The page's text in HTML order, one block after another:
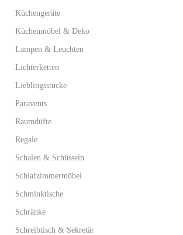
Küchengeräte
Küchenmöbel & Deko
Lampen & Leuchten
Lichterketten
Lieblingsstücke
Paravents
Raumdüfte
Regale
Schalen & Schüsseln
Schlafzimmermöbel
Schminktische
Schränke
Schreibtisch & Sekretär